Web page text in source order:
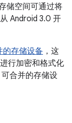
储空间可通过将
Android 3.0 开
的存储设备 ，这
行加密和格式化
可合并的存储设